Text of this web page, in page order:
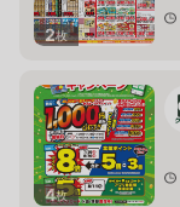
2枚
4枚